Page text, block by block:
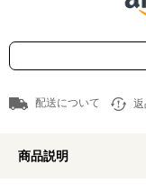
配送について 返
商品説明